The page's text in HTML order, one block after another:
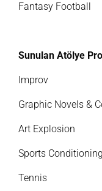
Fantasy Football
Sunulan Atölye
Improv
Graphic Novels &
Art Explosion
Sports Conditioning
Tennis